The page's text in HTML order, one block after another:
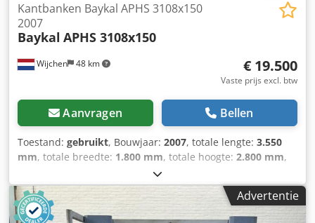
Wijchen 48 km
Kantbanken Baykal APHS 3108x150
2007
Baykal APHS 3108x150
€ 19.500
Vaste prijs excl. btw
Aanvragen Bellen
Toestand: gebruikt, Bouwjaar: 2007, totale lengte: 3.550
mm, totale breedte: 1.800 mm, totale hoogte: 2.800 mm,
Kleur: Grijs Gewicht: 10.000 kg Cedpfjzrxftox Acgoha -
Bouwjaar: 2007 - Documentatie aanwezig: Ja - CE
markering aanwezig: Ja - CE certificaat aanwezig: Ja -
Serienummer: 11520 - Aansturing: CNC - Merk aansturing:
Advertentie